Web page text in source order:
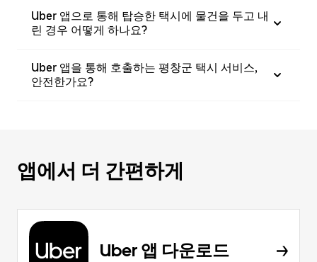
Uber 앱으로 통해 탑승한 택시에 물건을 두고 내
린 경우 어떻게 하나요?
Uber 앱을 통해 호출하는 평창군 택시 서비스,
안전한가요?
앱에서 더 간편하게
Uber 앱 다운로드